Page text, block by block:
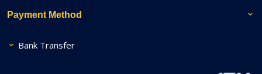
Payment Method
Bank Transfer